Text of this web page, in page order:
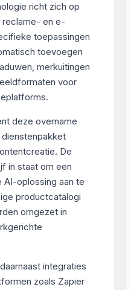
richt zich op
reclame- en e-
toepassingen
toevoegen
merkuitingen
voor
deze overname
dienstenpakket
De
in staat om een
oplossing aan te
productcatalogi
omgezet in
integraties
zoals Zapier